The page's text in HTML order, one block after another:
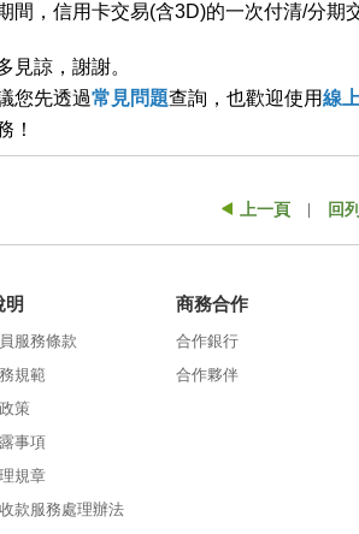
間，信用卡交易(含3D)的一次付清/分期
見諒，謝謝。
您先透過常見問題查詢，也歡迎使用線
！
上一頁 回
明
服務條款
規範
策
事項
規章
款服務處理辦法
商務合作
合作銀行
合作夥伴